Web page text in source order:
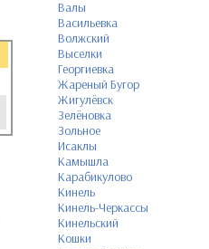
Валы
Васильевка
Волжский
Выселки
Георгиевка
Жареный Бугор
Жигулёвск
Зелёновка
Зольное
Исаклы
Камышла
Карабикулово
Кинель
Кинель-Черкассы
Кинельский
Кошки